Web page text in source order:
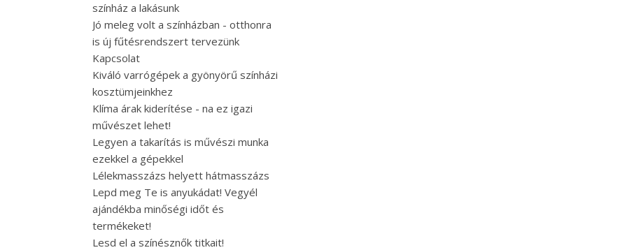
színház a lakásunk
Jó meleg volt a színházban - otthonra
is új fűtésrendszert tervezünk
Kapcsolat
Kiváló varrógépek a gyönyörű színházi
kosztümjeinkhez
Klíma árak kiderítése - na ez igazi
művészet lehet!
Legyen a takarítás is művészi munka
ezekkel a gépekkel
Lélekmasszázs helyett hátmasszázs
Lepd meg Te is anyukádat! Vegyél
ajándékba minőségi időt és
termékeket!
Lesd el a színésznők titkait!